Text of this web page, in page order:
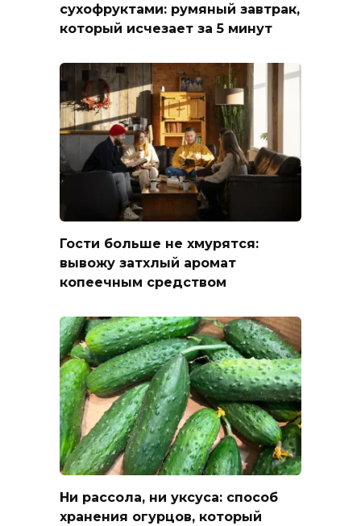
сухофруктами: румяный завтрак,
который исчезает за 5 минут
Гости больше не хмурятся:
вывожу затхлый аромат
копеечным средством
Ни рассола, ни уксуса: способ
хранения огурцов, который